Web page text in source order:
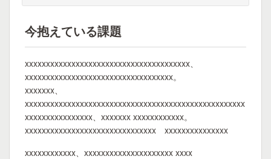
今抱えている課題
xxxxxxxxxxxxxxxxxxxxxxxxxxxxxxxxxxxxxxx、
xxxxxxxxxxxxxxxxxxxxxxxxxxxxxxxxxxx。
xxxxxxx、
xxxxxxxxxxxxxxxxxxxxxxxxxxxxxxxxxxxxxxxxxxxxxxxxxxxx
xxxxxxxxxxxxxxxx、xxxxxxx xxxxxxxxxxxx。
xxxxxxxxxxxxxxxxxxxxxxxxxxxxxxx xxxxxxxxxxxxxxx
xxxxxxxxxxxx、xxxxxxxxxxxxxxxxxxxxx xxxx